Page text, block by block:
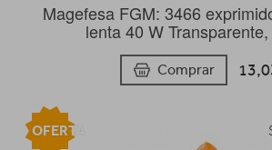
Magefesa FGM: 3466
lenta 40 W
Comprar
OFERTA